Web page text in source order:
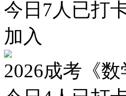
今日 7人已打
加入
2026成考《